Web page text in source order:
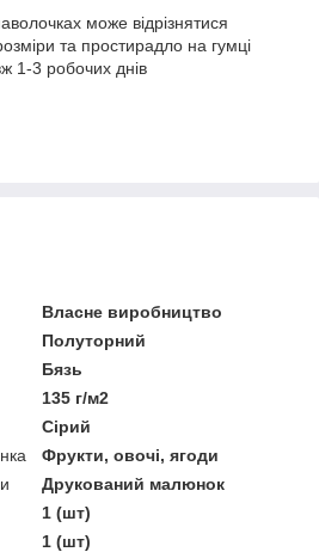
може відрізнятися
та простирадло на гумці
1-3 робочих днів
Власне виробництво
Полуторний
Бязь
135 г/м2
Сірий
Фрукти, овочі, ягоди
Друкований малюнок
1 (шт)
1 (шт)